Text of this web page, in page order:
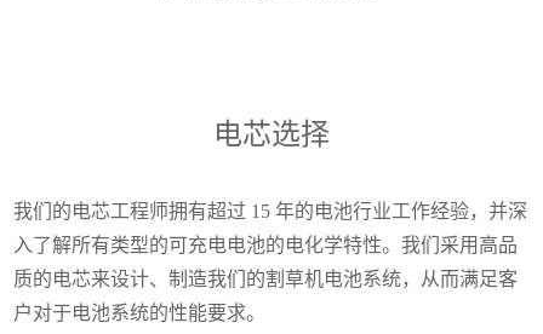
电芯选择
我们的电芯工程师拥有超过 15 年的电池行业工作经验，并深
入了解所有类型的可充电电池的电化学特性。我们采用高品
质的电芯来设计、制造我们的割草机电池系统，从而满足客
户对于电池系统的性能要求。